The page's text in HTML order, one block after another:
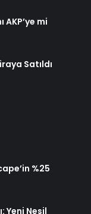
mi
Satıldı
%25
Yeni Nesil